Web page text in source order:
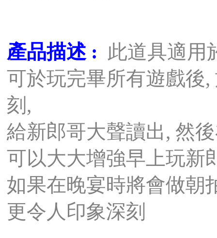
產品描述 : 此道具適用
可於玩完畢所有遊戲後
刻,
給新郎哥大聲讀出, 然
可以大大增強早上玩新
如果在晚宴時將會做朝
更令人印象深刻